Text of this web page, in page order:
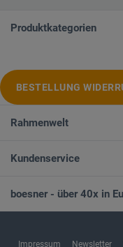
Produktkategorien
BESTELLUNG
Rahmenwelt
Kundenservice
boesner - über 40x in
Impressum Newsletter